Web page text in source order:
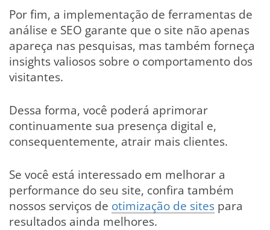
Por fim, a implementação de ferramentas de
análise e SEO garante que o site não apenas
apareça nas pesquisas, mas também forneça
insights valiosos sobre o comportamento dos
visitantes.
Dessa forma, você poderá aprimorar
continuamente sua presença digital e,
consequentemente, atrair mais clientes.
Se você está interessado em melhorar a
performance do seu site, confira também
nossos serviços de otimização de sites para
resultados ainda melhores.